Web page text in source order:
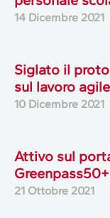
14 Dicembre 2021
Siglato il
sul lavoro agile
10 Dicembre 2021
Attivo sul
Greenpass50+
21 Ottobre 2021